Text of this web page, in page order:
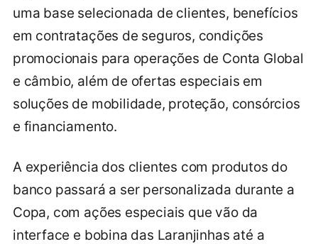
uma base selecionada de clientes, benefícios
em contratações de seguros, condições
promocionais para operações de Conta Global
e câmbio, além de ofertas especiais em
soluções de mobilidade, proteção, consórcios
e financiamento.
A experiência dos clientes com produtos do
banco passará a ser personalizada durante a
Copa, com ações especiais que vão da
interface e bobina das Laranjinhas até a